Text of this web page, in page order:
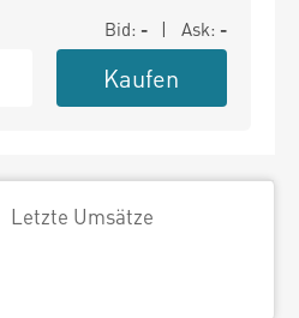
Bid: - | Ask: -
Kaufen
Letzte Umsätze